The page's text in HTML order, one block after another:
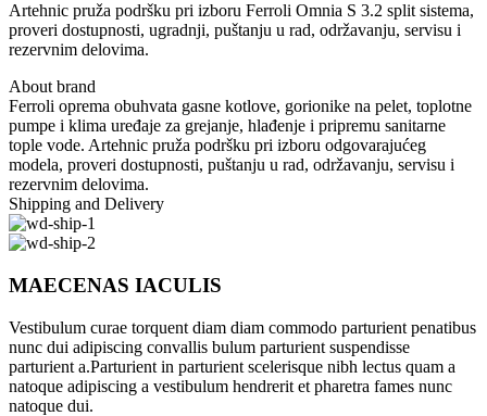
Artehnic pruža podršku pri izboru Ferroli Omnia S 3.2 split sistema,
proveri dostupnosti, ugradnji, puštanju u rad, održavanju, servisu i
rezervnim delovima.
About brand
Ferroli oprema obuhvata gasne kotlove, gorionike na pelet, toplotne
pumpe i klima uređaje za grejanje, hlađenje i pripremu sanitarne
tople vode. Artehnic pruža podršku pri izboru odgovarajućeg
modela, proveri dostupnosti, puštanju u rad, održavanju, servisu i
rezervnim delovima.
Shipping and Delivery
MAECENAS IACULIS
Vestibulum curae torquent diam diam commodo parturient penatibus
nunc dui adipiscing convallis bulum parturient suspendisse
parturient a.Parturient in parturient scelerisque nibh lectus quam a
natoque adipiscing a vestibulum hendrerit et pharetra fames nunc
natoque dui.